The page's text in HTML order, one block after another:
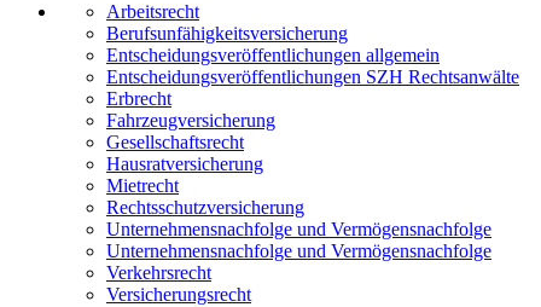
Arbeitsrecht
Berufsunfähigkeitsversicherung
Entscheidungs­­veröffentlichungen allgemein
Entscheidungs­veröffentlichungen SZH Rechtsanwälte
Erbrecht
Fahrzeugversicherung
Gesellschaftsrecht
Hausratversicherung
Mietrecht
Rechtsschutzversicherung
Unternehmensnachfolge und Vermögensnachfolge
Unternehmensnachfolge und Vermögensnachfolge
Verkehrsrecht
Versicherungsrecht